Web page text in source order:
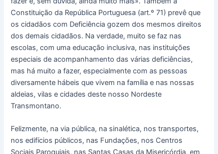
Constituição da República Portuguesa (art.º 71) prevê que
os cidadãos com Deficiência gozem dos mesmos direitos
dos demais cidadãos. Na verdade, muito se faz nas
escolas, com uma educação inclusiva, nas instituições
especiais de acompanhamento das várias deficiências,
mas há muito a fazer, especialmente com as pessoas
diversamente hábeis que vivem na família e nas nossas
aldeias, vilas e cidades deste nosso Nordeste
Transmontano.
Felizmente, na via pública, na sinalética, nos transportes,
nos edifícios públicos, nas Fundações, nos Centros
Sociais Paroquiais, nas Santas Casas da Misericórdia, em